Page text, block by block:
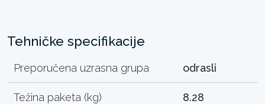
Tehničke specifikacije
Preporučena uzrasna grupa odrasli
Težina paketa (kg) 8.28